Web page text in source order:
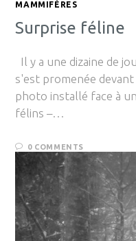
MAMMIFÈRES
Surprise féline
Il y a une dizaine de
s'est promenée
photo installé face à
félins –…
0 COMMENTS